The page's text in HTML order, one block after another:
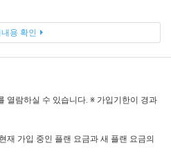
용 확인
열람하실 수 있습니다. ※ 가입기한이 경과
재 가입 중인 플랜 요금과 새 플랜 요금의